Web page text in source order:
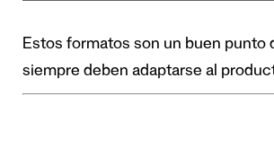
Estos formatos son un buen punto
siempre deben adaptarse al